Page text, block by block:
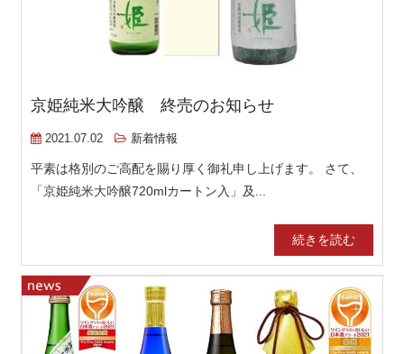
京姫純米大吟醸 終売のお知らせ
2021.07.02 新着情報
平素は格別のご高配を賜り厚く御礼申し上げます。 さて、
「京姫純米大吟醸720mlカートン入」及...
続きを読む